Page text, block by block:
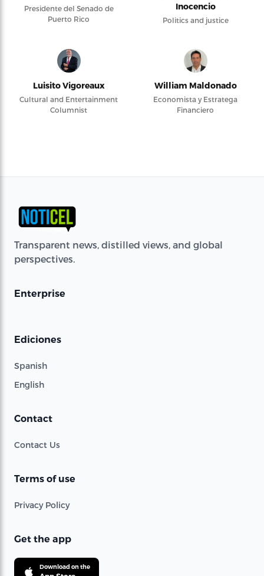
Presidente del Senado de
Puerto Rico
Inocencio
Politics and justice
Luisito Vigoreaux
Cultural and Entertainment
Columnist
William Maldonado
Economista y Estratega
Financiero
Transparent news, distilled views, and global
perspectives.
Enterprise
Ediciones
Spanish
English
Contact
Contact Us
Terms of use
Privacy Policy
Get the app
Download on the